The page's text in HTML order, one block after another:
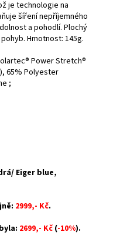
je technologie na
šíření nepříjemného
a pohodlí. Plochý
Hmotnost: 145g.
Power Stretch®
65% Polyester
;
Eiger blue,
2999,- Kč.
2699,- Kč (-10%).